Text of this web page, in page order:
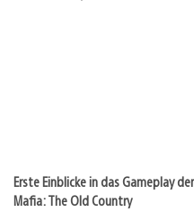
Erste Einblicke in das Gameplay
Mafia: The Old Country